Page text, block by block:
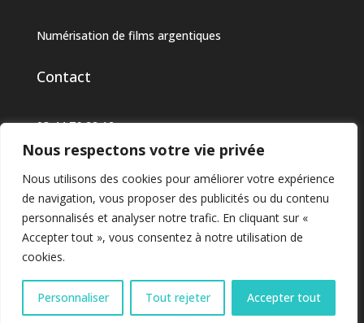
Nous respectons votre vie privée
Nous utilisons des cookies pour améliorer votre expérience
de navigation, vous proposer des publicités ou du contenu
personnalisés et analyser notre trafic. En cliquant sur «
Accepter tout », vous consentez à notre utilisation de
cookies.
Personnaliser Tout rejeter Accepter tout
Numérisation de films argentiques
Contact
03 44 76 22 12
bergeret-jeannet@orange.fr
400 Rue des Longues Raies
60610 Lacroix-Sainte-Ouen
Suivre Suivre